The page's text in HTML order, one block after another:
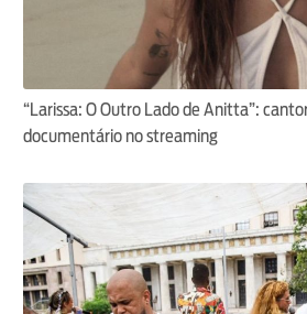
“Larissa: O Outro Lado de Anitta”:
documentário no streaming